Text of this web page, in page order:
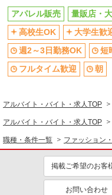
アパレル販売
販
量販店・大型SC・百貨店
同じ特徴から求人を探す
大学生歓迎
短時間勤務（1日4h以内）OK
アパレル販売 量販店・
高校生OK
大学生歓
週2～3日勤務OK
短
フルタイム歓迎
朝
アルバイト・バイト・求人TOP
アルバイト・バイト・求人TOP
職種・条件一覧 ファッション
掲載ご希望のお客
お問い合わせ